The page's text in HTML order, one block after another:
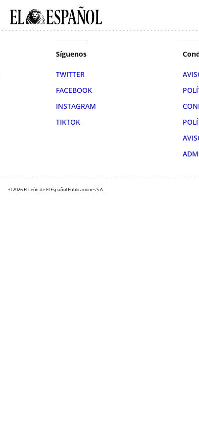
Síguenos
TWITTER
FACEBOOK
INSTAGRAM
TIKTOK
© 2026 El León de El Español Publicaciones S.A.